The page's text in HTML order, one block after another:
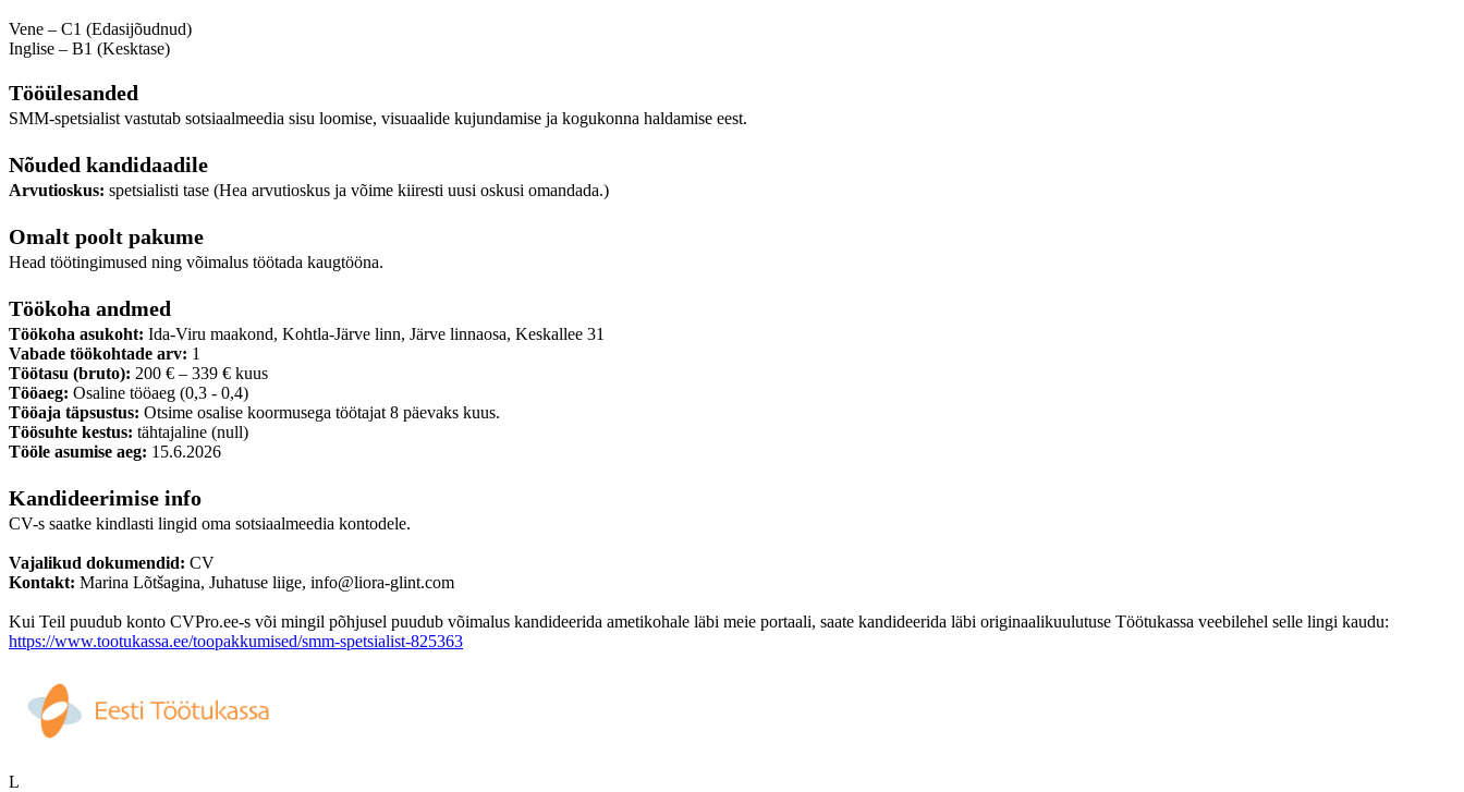
Vene – C1 (Edasijõudnud)
Inglise – B1 (Kesktase)
Tööülesanded
SMM-spetsialist vastutab sotsiaalmeedia sisu loomise, visuaalide kujundamise ja kogukonna haldamise eest.
Nõuded kandidaadile
Arvutioskus: spetsialisti tase (Hea arvutioskus ja võime kiiresti uusi oskusi omandada.)
Omalt poolt pakume
Head töötingimused ning võimalus töötada kaugtööna.
Töökoha andmed
Töökoha asukoht: Ida-Viru maakond, Kohtla-Järve linn, Järve linnaosa, Keskallee 31
Vabade töökohtade arv: 1
Töötasu (bruto): 200 € – 339 € kuus
Tööaeg: Osaline tööaeg (0,3 - 0,4)
Tööaja täpsustus: Otsime osalise koormusega töötajat 8 päevaks kuus.
Töösuhte kestus: tähtajaline (null)
Tööle asumise aeg: 15.6.2026
Kandideerimise info
CV-s saatke kindlasti lingid oma sotsiaalmeedia kontodele.
Vajalikud dokumendid: CV
Kontakt: Marina Lõtšagina, Juhatuse liige, info@liora-glint.com
Kui Teil puudub konto CVPro.ee-s või mingil põhjusel puudub võimalus kandideerida ametikohale läbi meie portaali, saate kandideerida läbi originaalikuulutuse Töötukassa veebilehel selle lingi kaudu:
https://www.tootukassa.ee/toopakkumised/smm-spetsialist-825363
L